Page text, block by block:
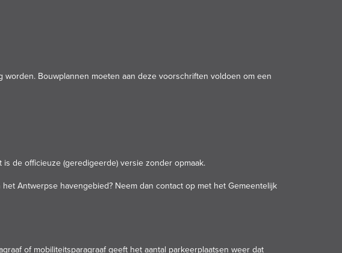
Bouwplannen moeten aan deze voorschriften voldoen om een
de officieuze (geredigeerde) versie zonder opmaak.
Antwerpse havengebied? Neem dan contact op met het Gemeentelijk
of mobiliteitsparagraaf geeft het aantal parkeerplaatsen weer dat